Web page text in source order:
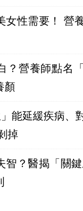
性需要！ 營
？營養師點名
顏
能延緩疾病、
剝掉
？醫揭「關鍵